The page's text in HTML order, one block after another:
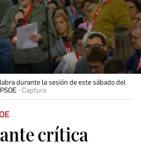
durante la sesión de este sábado del
Captura
crítica